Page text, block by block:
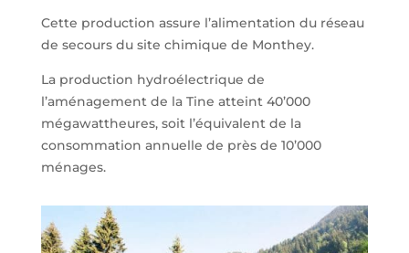
Cette production assure l’alimentation du réseau
de secours du site chimique de Monthey.
La production hydroélectrique de
l’aménagement de la Tine atteint 40’000
mégawattheures, soit l’équivalent de la
consommation annuelle de près de 10’000
ménages.